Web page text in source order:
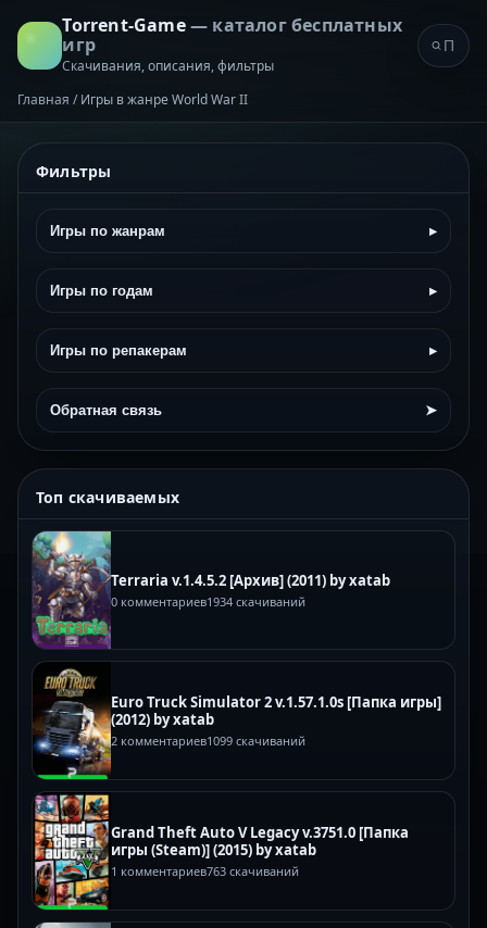
Torrent-Game— каталог бесплатных
игр
Скачивания, описания, фильтры
Главная / Игры в жанре World War II
Фильтры
Игры по жанрам ▸
Игры по годам ▸
Игры по репакерам ▸
Обратная связь ➤
Топ скачиваемых
Terraria v.1.4.5.2 [Архив] (2011) by xatab
0 комментариев1934 скачиваний
Euro Truck Simulator 2 v.1.57.1.0s [Папка игры]
(2012) by xatab
2 комментариев1099 скачиваний
Grand Theft Auto V Legacy v.3751.0 [Папка
игры (Steam)] (2015) by xatab
1 комментариев763 скачиваний